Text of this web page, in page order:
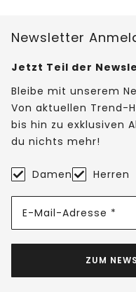
Newsletter
Jetzt Teil der
Bleibe mit unserem
Von aktuellen Trend-
bis hin zu exklusiven
du nichts mehr!
Damen Herren
E-Mail-Adresse *
ZUM